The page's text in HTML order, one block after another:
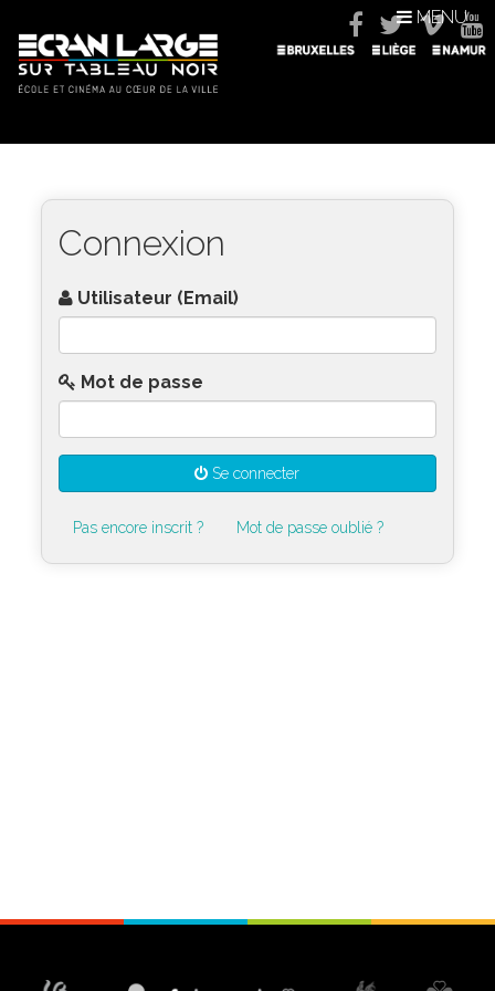
MENU
Connexion
Utilisateur (Email)
Mot de passe
Se connecter
Pas encore inscrit ? Mot de passe oublié ?